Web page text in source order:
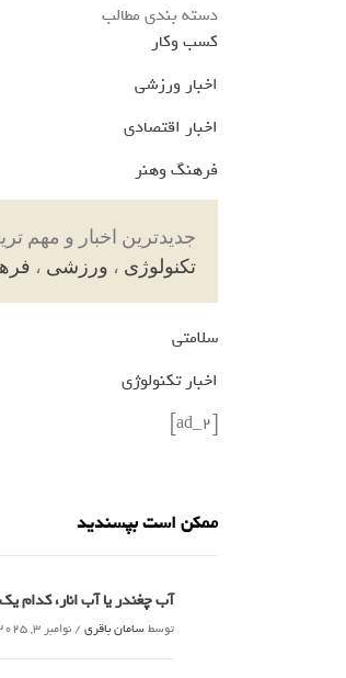
دسته بندی مطالب
کسب وکار
اخبار ورزشی
اخبار اقتصادی
فرهنگ وهنر
جدیدترین اخبار و مهم ترین رویدادهای ۲۴ ساعته در بخش
تکنولوژی ، ورزشی ،
سلامتی
اخبار تکنولوژی
[ad_2]
ممکن است بپسندید
آب چغندر یا آب انار،
توسطسامان باقری / نوامبر 3, 2025